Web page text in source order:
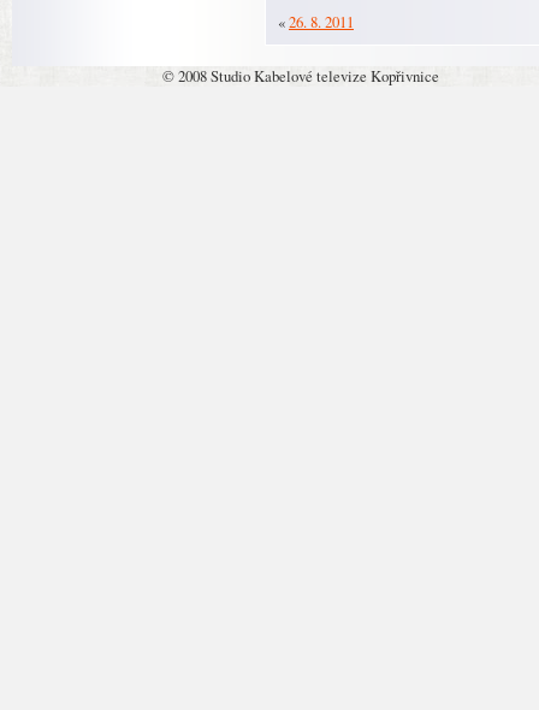
«26. 8. 2011
© 2008 Studio Kabelové televize Kopřivnice